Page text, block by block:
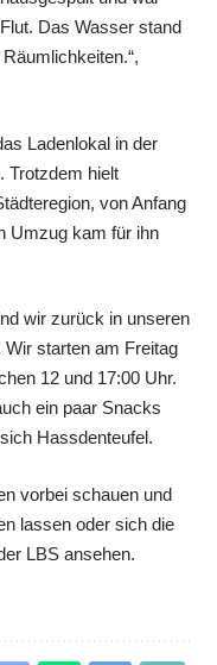
Das Wasser stand
Ladenlokal in der
Trotzdem hielt
von Anfang
Umzug kam für ihn
wir zurück in unseren
starten am Freitag
12 und 17:00 Uhr.
ein paar Snacks
Hassdenteufel.
vorbei schauen und
lassen oder sich die
LBS ansehen.